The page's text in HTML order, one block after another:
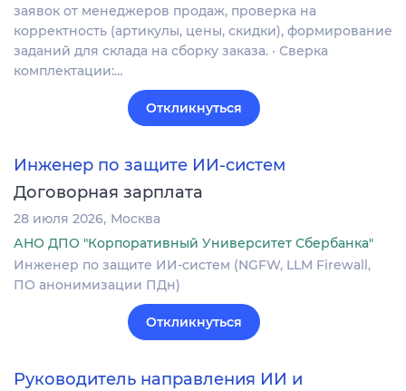
заявок от менеджеров продаж, проверка на
корректность (артикулы, цены, скидки), формирование
заданий для склада на сборку заказа. · Сверка
комплектации:…
Откликнуться
Инженер по защите ИИ-систем
Договорная зарплата
28 июля 2026 Москва
АНО ДПО "Корпоративный Университет Сбербанка"
Инженер по защите ИИ-систем (NGFW, LLM Firewall,
ПО анонимизации ПДн)
Откликнуться
Руководитель направления ИИ и